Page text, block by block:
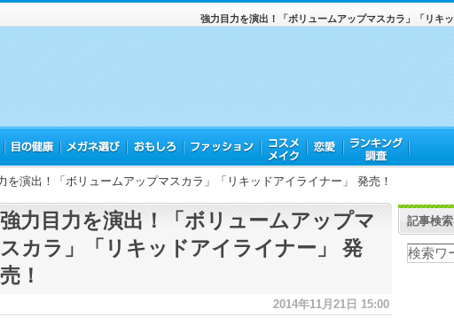
強力目力を演出！「ボリュームアップマスカラ」「リキ
を演出！「ボリュームアップマスカラ」「リキッドアイライナー」 発売！
強力目力を演出！「ボリュームアップマ
スカラ」「リキッドアイライナー」 発
売！
2014年11月21日 15:00
記事検索